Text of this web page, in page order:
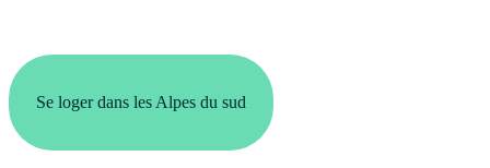
Se loger dans les Alpes du sud